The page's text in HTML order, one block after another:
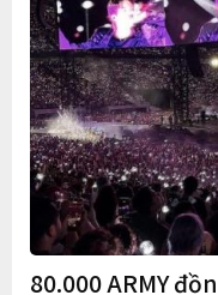
80.000 ARMY